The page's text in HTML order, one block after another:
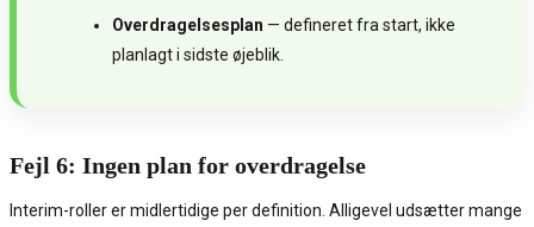
Overdragelsesplan — defineret fra start, ikke
planlagt i sidste øjeblik.
Fejl 6: Ingen plan for overdragelse
Interim-roller er midlertidige per definition. Alligevel udsætter mange